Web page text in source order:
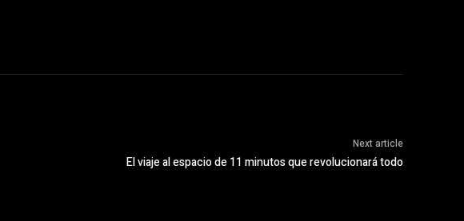
Next article
El viaje al espacio de 11 minutos que revolucionará todo